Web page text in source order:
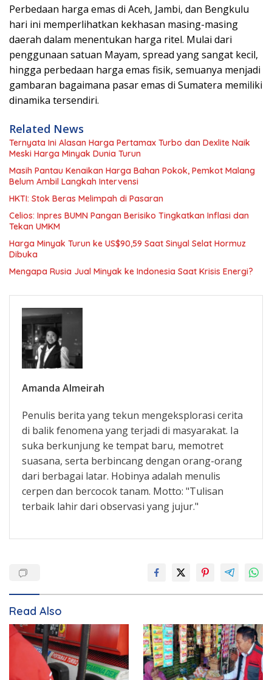
Perbedaan harga emas di Aceh, Jambi, dan Bengkulu
hari ini memperlihatkan kekhasan masing-masing
daerah dalam menentukan harga ritel. Mulai dari
penggunaan satuan Mayam, spread yang sangat kecil,
hingga perbedaan harga emas fisik, semuanya menjadi
gambaran bagaimana pasar emas di Sumatera memiliki
dinamika tersendiri.
Related News
Ternyata Ini Alasan Harga Pertamax Turbo dan Dexlite Naik
Meski Harga Minyak Dunia Turun
Masih Pantau Kenaikan Harga Bahan Pokok, Pemkot Malang
Belum Ambil Langkah Intervensi
HKTI: Stok Beras Melimpah di Pasaran
Celios: Inpres BUMN Pangan Berisiko Tingkatkan Inflasi dan
Tekan UMKM
Harga Minyak Turun ke US$90,59 Saat Sinyal Selat Hormuz
Dibuka
Mengapa Rusia Jual Minyak ke Indonesia Saat Krisis Energi?
Amanda Almeirah
Penulis berita yang tekun mengeksplorasi cerita
di balik fenomena yang terjadi di masyarakat. Ia
suka berkunjung ke tempat baru, memotret
suasana, serta berbincang dengan orang-orang
dari berbagai latar. Hobinya adalah menulis
cerpen dan bercocok tanam. Motto: "Tulisan
terbaik lahir dari observasi yang jujur."
Read Also